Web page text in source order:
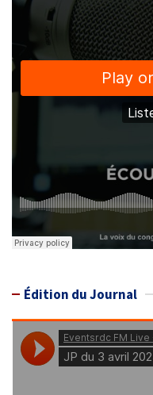
Édition du Journal